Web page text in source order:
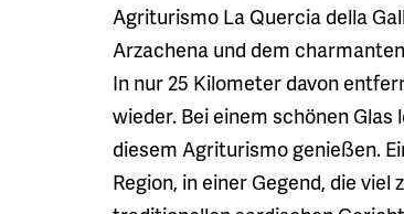
Agriturismo La Quercia della
Arzachena und dem
In nur 25 Kilometer davon
wieder. Bei einem schönen
diesem Agriturismo genießen.
Region, in einer Gegend, die